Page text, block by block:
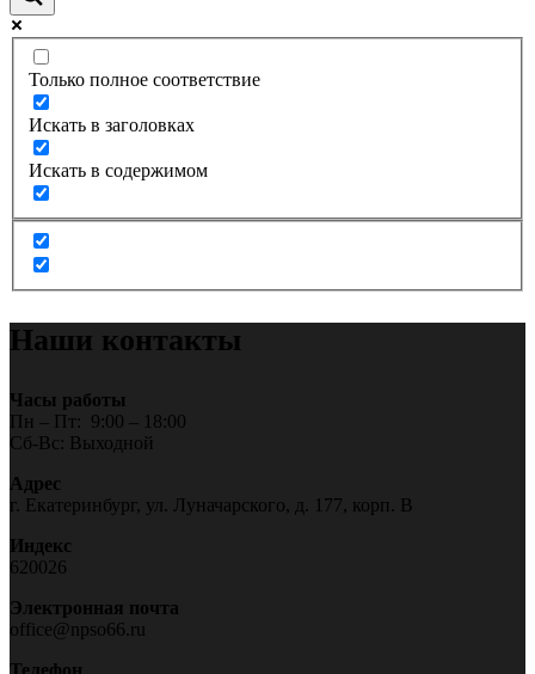
Только полное соответствие
Искать в заголовках
Искать в содержимом
Наши контакты
Часы работы
Пн – Пт: 9:00 – 18:00
Сб-Вс: Выходной
Адрес
г. Екатеринбург, ул. Луначарского, д. 177, корп. В
Индекс
620026
Электронная почта
office@npso66.ru
Телефон